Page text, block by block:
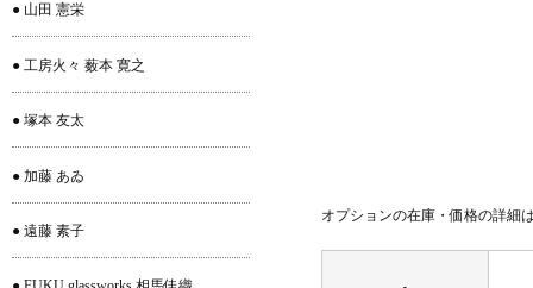
オプションの在庫・価格の詳細
● 山田 憲栄
● 工房火々 薮本 寛之
● 塚本 友太
● 加藤 あゐ
● 遠藤 素子